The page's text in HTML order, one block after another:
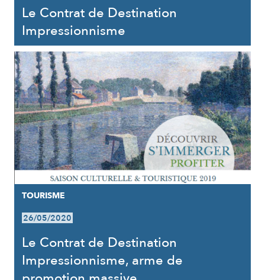
Le Contrat de Destination
Impressionnisme
TOURISME
26/05/2020
Le Contrat de Destination
Impressionnisme, arme de